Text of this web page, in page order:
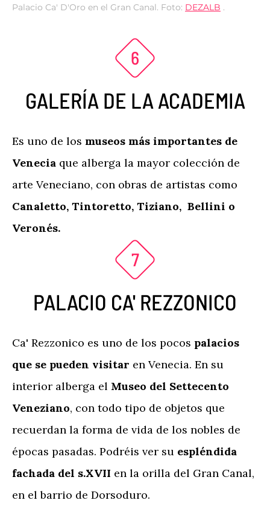
Palacio Ca' D'Oro en el Gran Canal. Foto: DEZALB .
GALERÍA DE LA ACADEMIA
Es uno de los museos más importantes de
Venecia que alberga la mayor colección de
arte Veneciano, con obras de artistas como
Canaletto, Tintoretto, Tiziano, Bellini o
Veronés.
PALACIO CA' REZZONICO
Ca' Rezzonico es uno de los pocos palacios
que se pueden visitar en Venecia. En su
interior alberga el Museo del Settecento
Veneziano, con todo tipo de objetos que
recuerdan la forma de vida de los nobles de
épocas pasadas. Podréis ver su espléndida
fachada del s.XVII en la orilla del Gran Canal,
en el barrio de Dorsoduro.